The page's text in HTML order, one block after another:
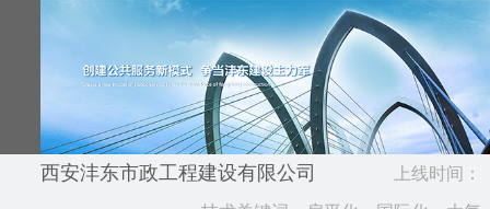
西安沣东市政工程建设有限公司 上线时间：